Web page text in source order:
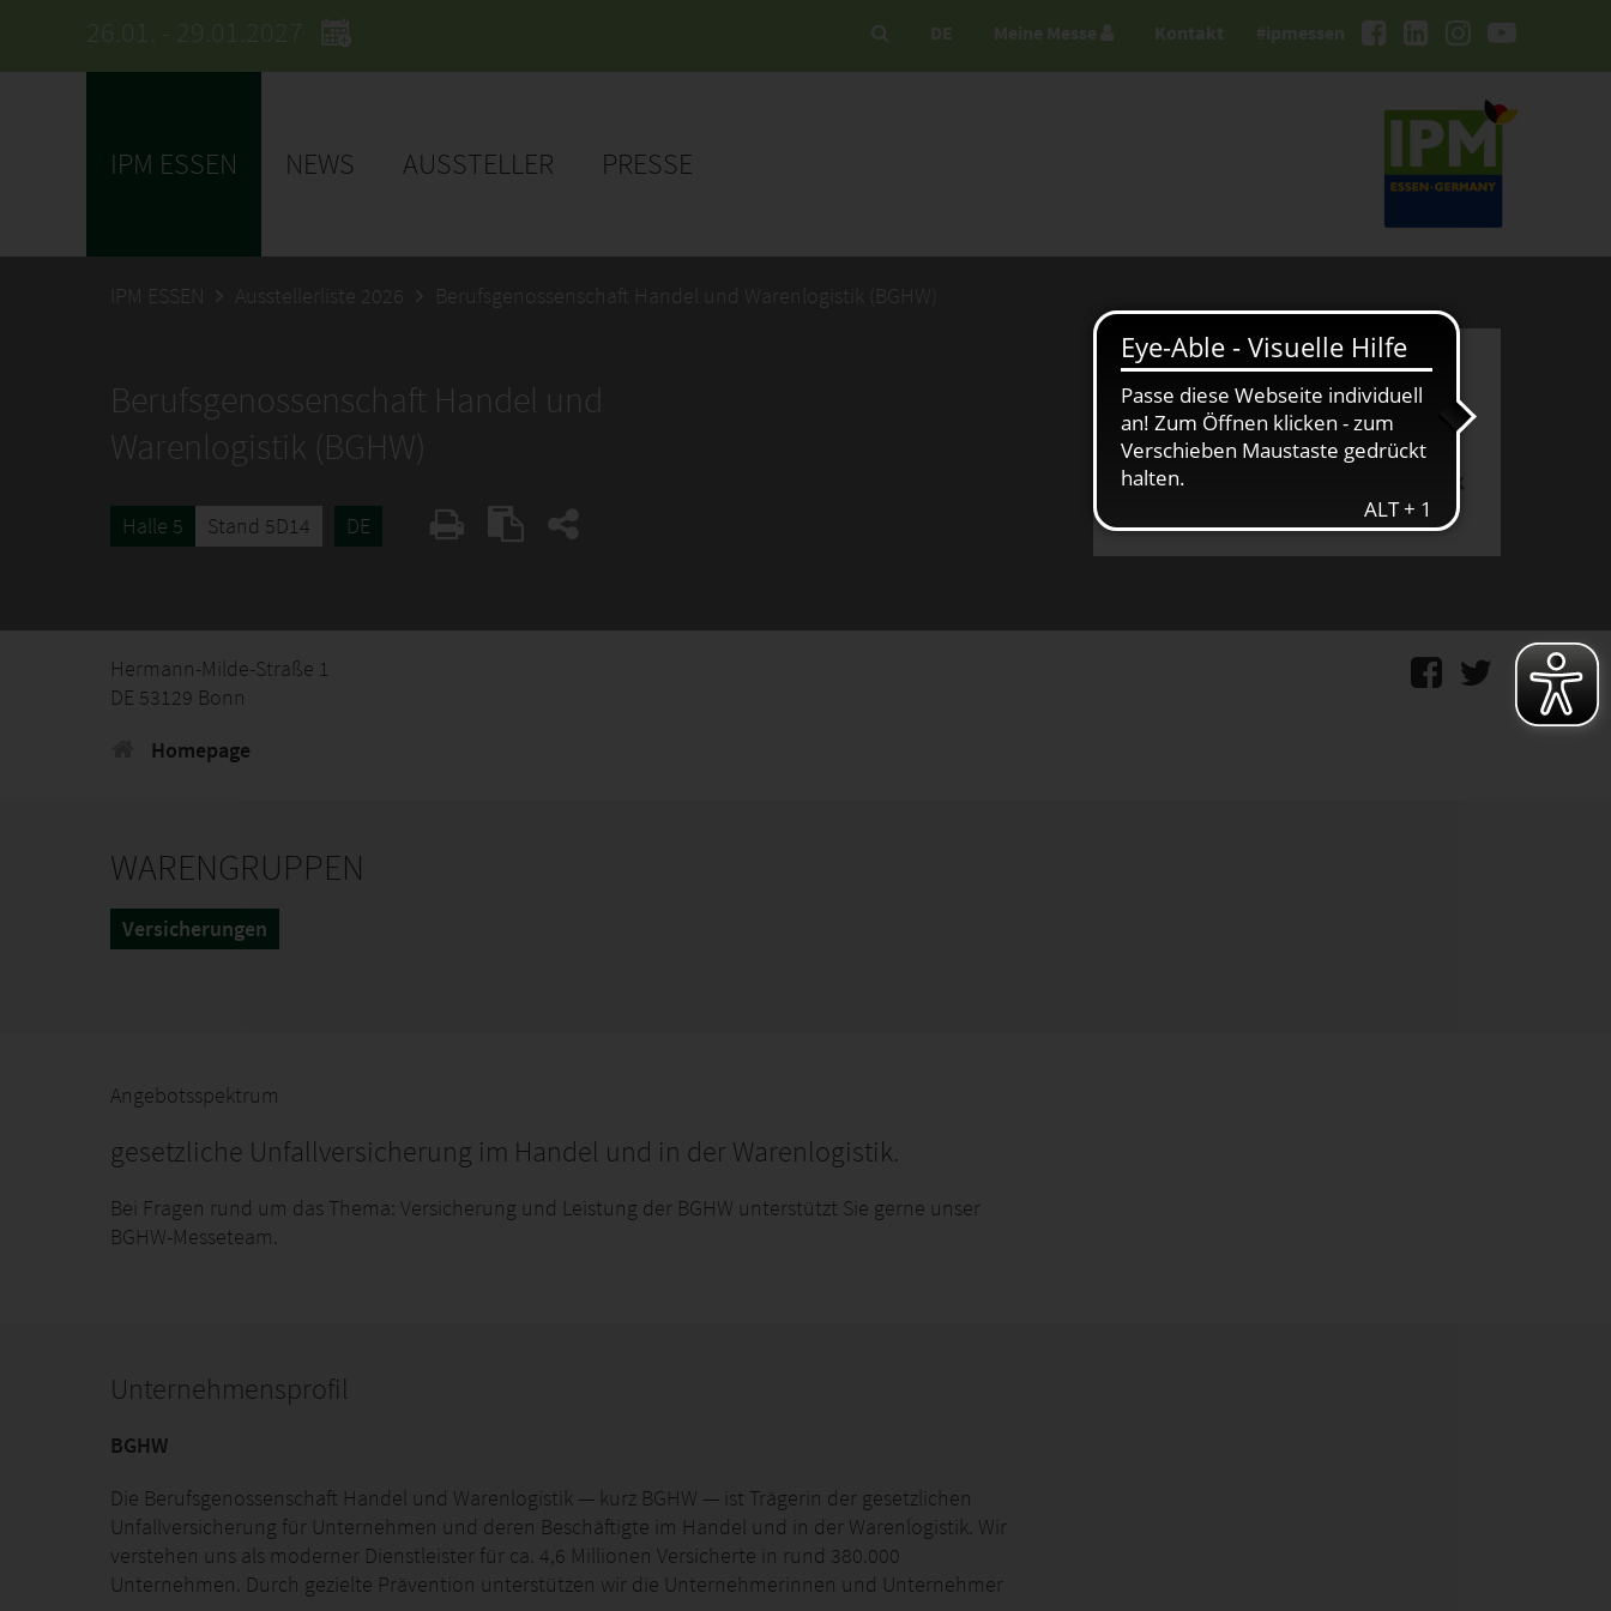
26.01. - 29.01.2027 #ipmessen
DE Meine Messe Kontakt
IPM ESSEN NEWS AUSSTELLER PRESSE
IPM ESSEN Ausstellerliste 2026 Berufsgenossenschaft Handel und Warenlogistik (BGHW)
Berufsgenossenschaft Handel und
Warenlogistik (BGHW)
Halle 5 Stand 5D14 DE
Hermann-Milde-Straße 1
DE 53129 Bonn
Homepage
WARENGRUPPEN
Versicherungen
Angebotsspektrum
gesetzliche Unfallversicherung im Handel und in der Warenlogistik.
Bei Fragen rund um das Thema: Versicherung und Leistung der BGHW unterstützt Sie gerne unser
BGHW-Messeteam.
Unternehmensprofil
BGHW
Die Berufsgenossenschaft Handel und Warenlogistik­ ­­— kurz BGHW — ist Trägerin der gesetzlichen
Unfallversicherung für Unternehmen und deren Beschäftigte im Handel und in der Warenlogistik. Wir
verstehen uns als moderner Dienstleister für ca. 4,6 Millionen Versicherte in rund 380.000
Unternehmen. Durch gezielte Prävention unterstützen wir die Unternehmerinnen und Unternehmer